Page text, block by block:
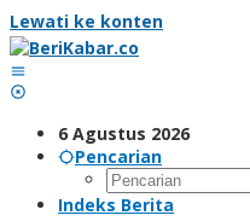
Lewati ke konten
6 Agustus 2026
Pencarian
Indeks Berita